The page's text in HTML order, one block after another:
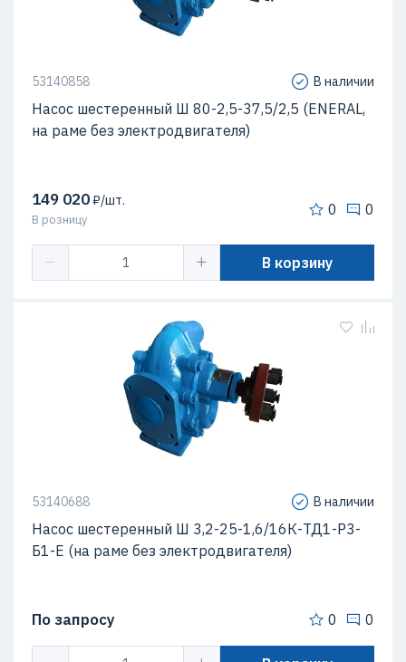
53140858 В наличии
Насос шестеренный Ш 80-2,5-37,5/2,5 (ENERAL,
на раме без электродвигателя)
149 020₽/шт.
В розницу
0 0
В корзину
53140688 В наличии
Насос шестеренный Ш 3,2-25-1,6/16К-ТД1-Р3-
Б1-Е (на раме без электродвигателя)
По запросу 0 0